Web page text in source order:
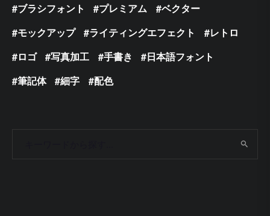
ブラシフォント
プレミアム
ベクター
モックアップ
ライティングエフェクト
レトロ
ロゴ
写真加工 手書き
日本語フォント
筆記体
細字 配色